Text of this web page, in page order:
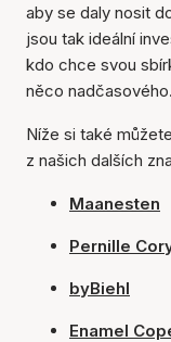
aby se daly nosit
jsou tak ideální
kdo chce svou
něco nadčasového.
Níže si také
z našich dalších
Maanesten
Pernille
byBiehl
Enamel